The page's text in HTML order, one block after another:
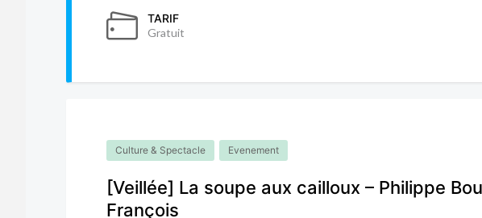
TARIF
Gratuit
Culture & Spectacle Evenement
[Veillée] La soupe aux cailloux – Philippe
François